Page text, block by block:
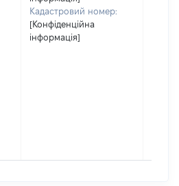
Кадастровий номер:
[Конфіденційна
інформація]